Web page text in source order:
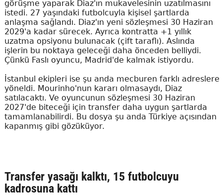
görüşme yaparak Diaz'ın mukavelesinin uzatılmasını
istedi. 27 yaşındaki futbolcuyla kişisel şartlarda
anlaşma sağlandı. Diaz'ın yeni sözleşmesi 30 Haziran
2029'a kadar sürecek. Ayrıca kontratta +1 yıllık
uzatma opsiyonu bulunacak (çift taraflı). Aslında
işlerin bu noktaya geleceği daha önceden belliydi.
Çünkü Faslı oyuncu, Madrid'de kalmak istiyordu.
İstanbul ekipleri ise şu anda mecburen farklı adreslere
yöneldi. Mourinho'nun kararı olmasaydı, Diaz
satılacaktı. Ve oyuncunun sözleşmesi 30 Haziran
2027'de biteceği için transfer daha uygun şartlarda
tamamlanabilirdi. Bu dosya şu anda Türkiye açısından
kapanmış gibi gözüküyor.
Transfer yasağı kalktı, 15 futbolcuyu
kadrosuna kattı